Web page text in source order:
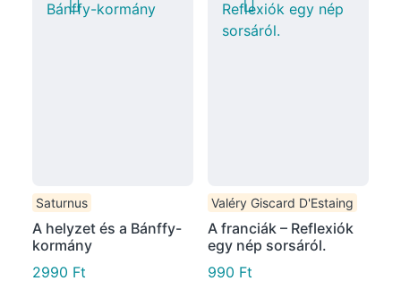
Saturnus
A helyzet és a Bánffy-
kormány
2990 Ft
Valéry Giscard D'Estaing
A franciák – Reflexiók
egy nép sorsáról.
990 Ft